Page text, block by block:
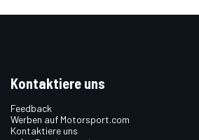
Kontaktiere uns
Feedback
Werben auf Motorsport.com
Kontaktiere uns